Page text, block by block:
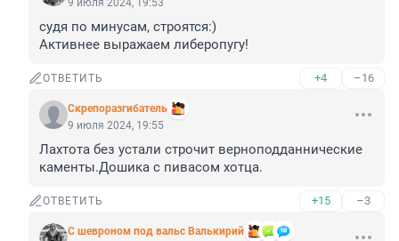
9 июля 2024, 19:53
судя по минусам, строятся:)
Активнее выражаем либеропугу!
ОТВЕТИТЬ +4 –16
Скрепоразгибатель
9 июля 2024, 19:55
Лахтота без устали строчит верноподданнические
каменты.Дошика с пивасом хотца.
ОТВЕТИТЬ +15 –3
С шевроном под вальс Валькирий